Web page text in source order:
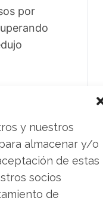
y nuestros
almacenar y/o
de estas
socios
de
por
Street